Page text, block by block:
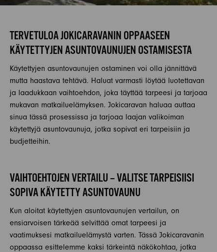
TERVETULOA JOKICARAVANIN OPPAASEEN
KÄYTETTYJEN ASUNTOVAUNUJEN OSTAMISESTA
Käytettyjen asuntovaunujen ostaminen voi olla jännittävä
mutta haastava tehtävä. Haluat varmasti löytää luotettavan
ja laadukkaan vaihtoehdon, joka täyttää tarpeesi ja tarjoaa
mukavan matkailuelämyksen. Jokicaravan haluaa auttaa
sinua tässä prosessissa ja tarjoaa laajan valikoiman
käytettyjä asuntovaunuja, jotka sopivat eri tarpeisiin ja
budjetteihin.
VAIHTOEHTOJEN VERTAILU – VALITSE TARPEISIISI
SOPIVA KÄYTETTY ASUNTOVAUNU
Kun aloitat käytettyjen asuntovaunujen vertailun, on
ensiarvoisen tärkeää selvittää omat tarpeesi ja
vaatimuksesi matkailuelämystä varten. Tässä Jokicaravanin
oppaassa esittelemme kaksi tärkeintä näkökohtaa, jotka